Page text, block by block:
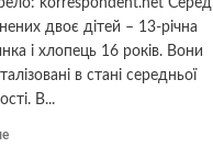
korrespondent.net Серед
двоє дітей – 13-річна
і хлопець 16 років. Вони
в стані середньої
В...
Докладніше